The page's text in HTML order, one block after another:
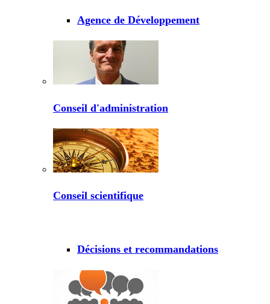
Agence de Développement
Conseil d'administration
Conseil scientifique
Décisions et recommandations